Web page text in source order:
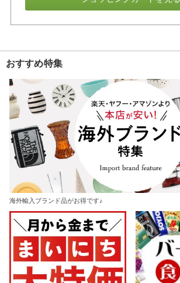
おすすめ特集
海外輸入ブランド品がお得です♪